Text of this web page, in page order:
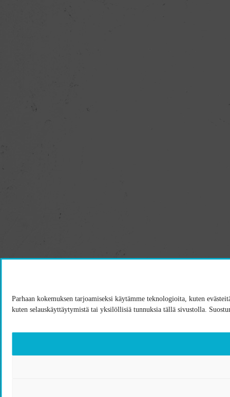
Parhaan kokemuksen tarjoamiseksi käytämme teknologioita, kuten
kuten selauskäyttäytymistä tai yksilöllisiä tunnuksia tällä sivustolla.